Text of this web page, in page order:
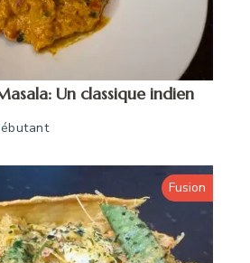
Un classique indien
Fusion